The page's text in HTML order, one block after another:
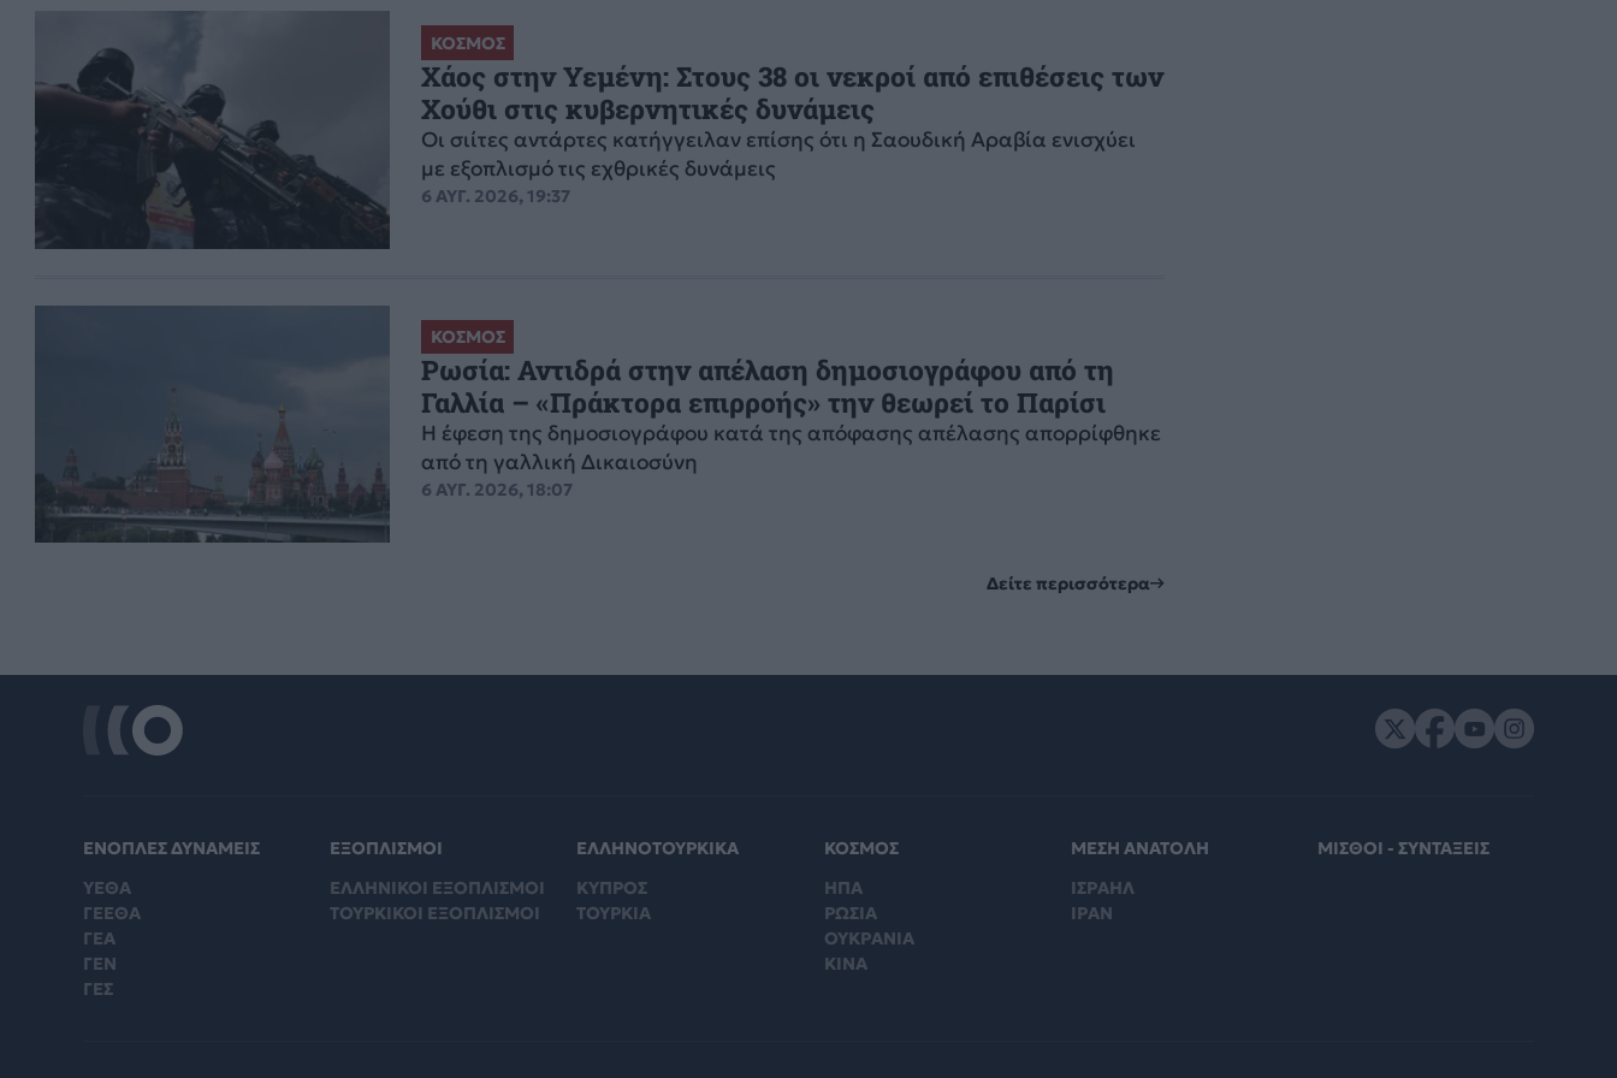
ΚΟΣΜΟΣ
Χάος στην Υεμένη: Στους 38 οι νεκροί από επιθέσεις των
Χούθι στις κυβερνητικές δυνάμεις
Οι σιίτες αντάρτες κατήγγειλαν επίσης ότι η Σαουδική Αραβία ενισχύει
με εξοπλισμό τις εχθρικές δυνάμεις
6 ΑΥΓ. 2026, 19:37
ΚΟΣΜΟΣ
Ρωσία: Αντιδρά στην απέλαση δημοσιογράφου από τη
Γαλλία – «Πράκτορα επιρροής» την θεωρεί το Παρίσι
Η έφεση της δημοσιογράφου κατά της απόφασης απέλασης απορρίφθηκε
από τη γαλλική Δικαιοσύνη
6 ΑΥΓ. 2026, 18:07
Δείτε περισσότερα
ΕΝΟΠΛΕΣ ΔΥΝΑΜΕΙΣ
ΥΕΘΑ
ΓΕΕΘΑ
ΓΕΑ
ΓΕΝ
ΓΕΣ
ΕΞΟΠΛΙΣΜΟΙ
ΕΛΛΗΝΙΚΟΙ ΕΞΟΠΛΙΣΜΟΙ
ΤΟΥΡΚΙΚΟΙ ΕΞΟΠΛΙΣΜΟΙ
ΕΛΛΗΝΟΤΟΥΡΚΙΚΑ
ΚΥΠΡΟΣ
ΤΟΥΡΚΙΑ
ΚΟΣΜΟΣ
ΗΠΑ
ΡΩΣΙΑ
ΟΥΚΡΑΝΙΑ
ΚΙΝΑ
ΜΕΣΗ ΑΝΑΤΟΛΗ
ΙΣΡΑΗΛ
ΙΡΑΝ
ΜΙΣΘΟΙ - ΣΥΝΤΑΞΕΙΣ